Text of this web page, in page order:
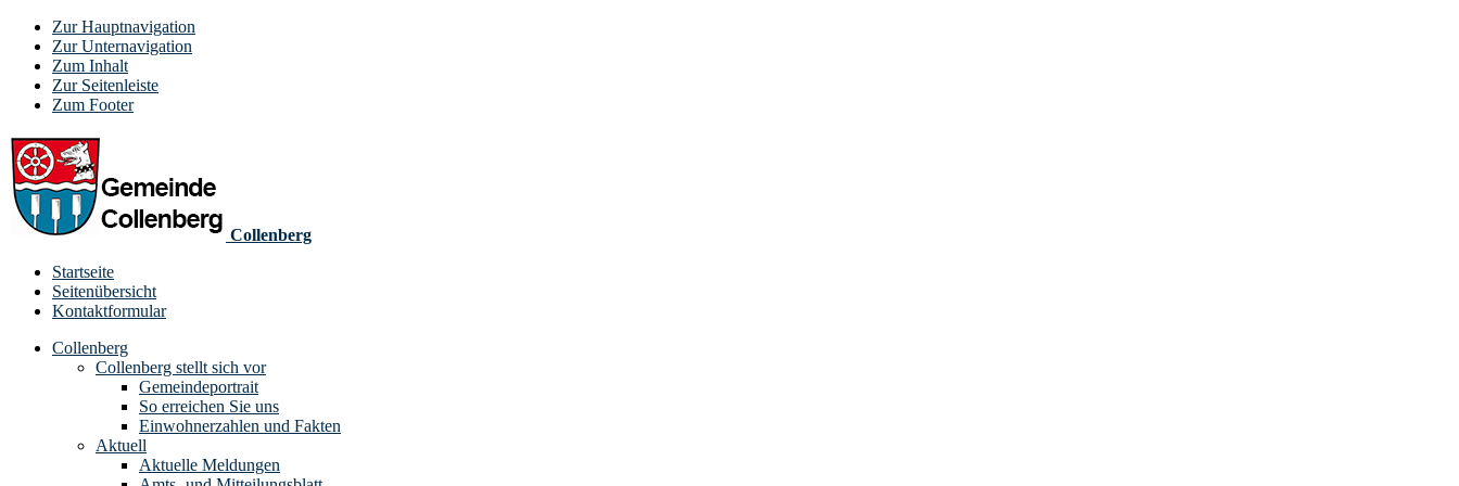
Zur Hauptnavigation
Zur Unternavigation
Zum Inhalt
Zur Seitenleiste
Zum Footer
Collenberg
Startseite
Seitenübersicht
Kontaktformular
Collenberg
Collenberg stellt sich vor
Gemeindeportrait
So erreichen Sie uns
Einwohnerzahlen und Fakten
Aktuell
Aktuelle Meldungen